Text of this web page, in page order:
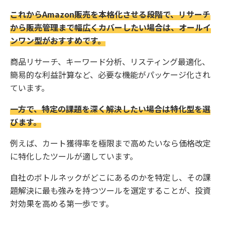
これからAmazon販売を本格化させる段階で、リサーチ
から販売管理まで幅広くカバーしたい場合は、オールイ
ンワン型がおすすめです。
商品リサーチ、キーワード分析、リスティング最適化、
簡易的な利益計算など、必要な機能がパッケージ化され
ています。
一方で、特定の課題を深く解決したい場合は特化型を選
びます。
例えば、カート獲得率を極限まで高めたいなら価格改定
に特化したツールが適しています。
自社のボトルネックがどこにあるのかを特定し、その課
題解決に最も強みを持つツールを選定することが、投資
対効果を高める第一歩です。